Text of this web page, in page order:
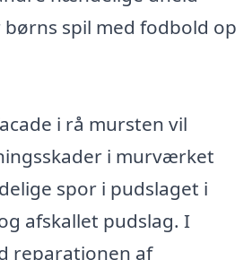
spil med fodbold op
i rå mursten vil
i murværket
spor i pudslaget i
afskallet pudslag. I
reparationen af